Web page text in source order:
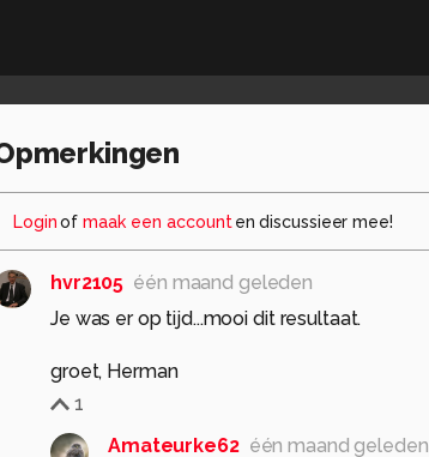
Loginof maak een account en discussieer mee!
hvr2105 één maand geleden
Je was er op tijd...mooi dit resultaat.
groet, Herman
1
Amateurke62 één maand geleden